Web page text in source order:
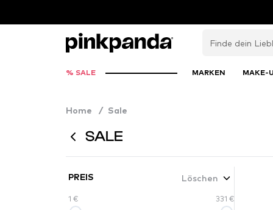
% SALE MARKEN MAKE-
Home / Sale
SALE
PREIS Löschen
1 € 331 €